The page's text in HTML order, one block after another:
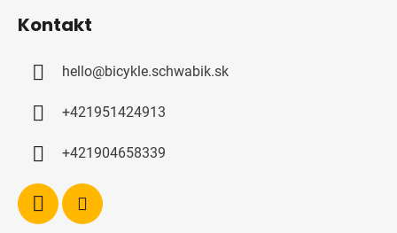
Kontakt
hello@bicykle.schwabik.sk
+421951424913
+421904658339